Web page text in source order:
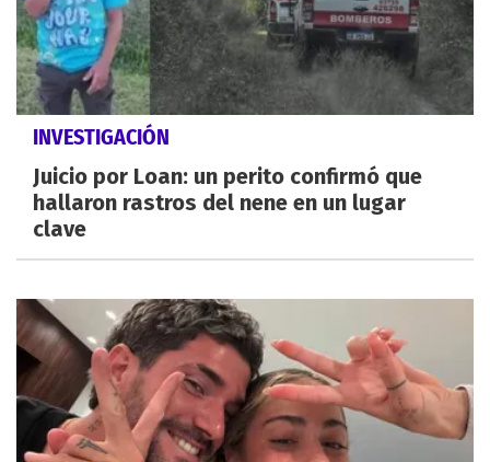
INVESTIGACIÓN
Juicio por Loan: un perito confirmó que
hallaron rastros del nene en un lugar
clave